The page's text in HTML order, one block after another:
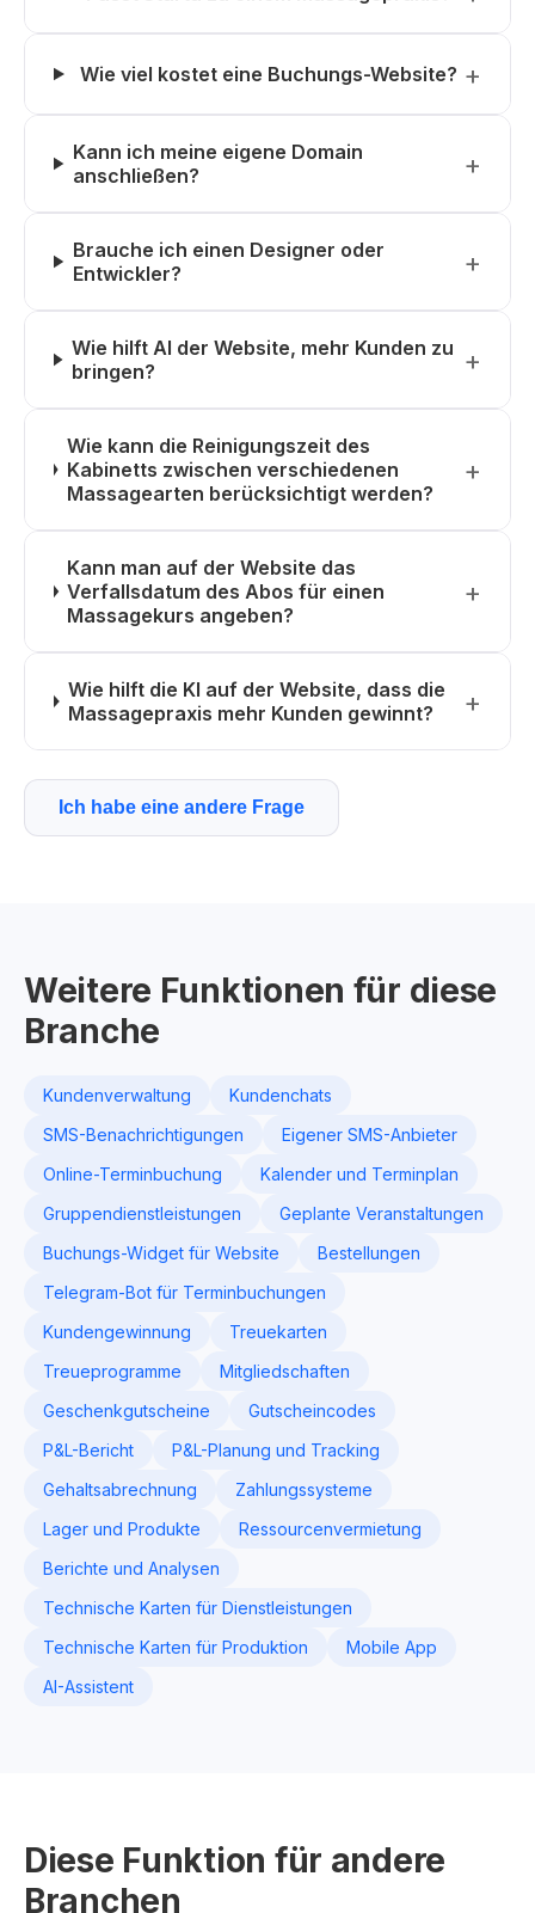
Wie viel kostet eine Buchungs-Website?
Kann ich meine eigene Domain
anschließen?
Brauche ich einen Designer oder
Entwickler?
Wie hilft AI der Website, mehr Kunden zu
bringen?
Wie kann die Reinigungszeit des
Kabinetts zwischen verschiedenen
Massagearten berücksichtigt werden?
Kann man auf der Website das
Verfallsdatum des Abos für einen
Massagekurs angeben?
Wie hilft die KI auf der Website, dass die
Massagepraxis mehr Kunden gewinnt?
Ich habe eine andere Frage
Weitere Funktionen für diese
Branche
Kundenverwaltung
Kundenchats
SMS-Benachrichtigungen
Eigener SMS-Anbieter
Online-Terminbuchung
Kalender und Terminplan
Gruppendienstleistungen
Geplante Veranstaltungen
Buchungs-Widget für Website
Bestellungen
Telegram-Bot für Terminbuchungen
Kundengewinnung
Treuekarten
Treueprogramme
Mitgliedschaften
Geschenkgutscheine
Gutscheincodes
P&L-Bericht
P&L-Planung und Tracking
Gehaltsabrechnung
Zahlungssysteme
Lager und Produkte
Ressourcenvermietung
Berichte und Analysen
Technische Karten für Dienstleistungen
Technische Karten für Produktion
Mobile App
AI-Assistent
Diese Funktion für andere
Branchen